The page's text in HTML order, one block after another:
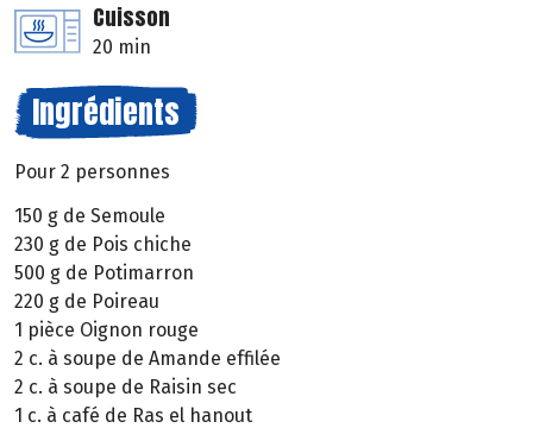
Cuisson
20 min
Ingrédients
Pour 2 personnes
150 g de Semoule
230 g de Pois chiche
500 g de Potimarron
220 g de Poireau
1 pièce Oignon rouge
2 c. à soupe de Amande effilée
2 c. à soupe de Raisin sec
1 c. à café de Ras el hanout